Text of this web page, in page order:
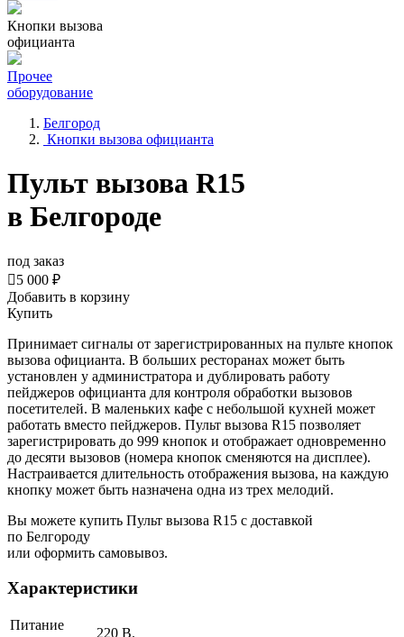
Кнопки вызова
официанта
Прочее
оборудование
Белгород
Кнопки вызова официанта
Пульт вызова R15
в Белгороде
под заказ
5 000 ₽
Добавить в корзину
Купить
Принимает сигналы от зарегистрированных на пульте кнопок
вызова официанта. В больших ресторанах может быть
установлен у администратора и дублировать работу
пейджеров официанта для контроля обработки вызовов
посетителей. В маленьких кафе с небольшой кухней может
работать вместо пейджеров. Пульт вызова R15 позволяет
зарегистрировать до 999 кнопок и отображает одновременно
до десяти вызовов (номера кнопок сменяются на дисплее).
Настраивается длительность отображения вызова, на каждую
кнопку может быть назначена одна из трех мелодий.
Вы можете купить Пульт вызова R15 с доставкой
по Белгороду
или оформить самовывоз.
Характеристики
Питание
220 В.